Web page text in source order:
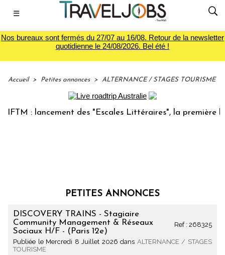
☰
Nos bureaux sont fermés du 27/07 au 16/08. Retour de la newsletter
quotidienne le 24/08/2026. Bel été !
Accueil > Petites annonces > ALTERNANCE / STAGES TOURISME
: lancement des "Escales Littéraires", la première
PETITES ANNONCES
Ref : 268325
DISCOVERY TRAINS - Stagiaire
Community Management & Réseaux
Sociaux H/F - (Paris 12e)
Publiée le Mercredi 8 Juillet 2026 dans ALTERNANCE / STAGES
TOURISME